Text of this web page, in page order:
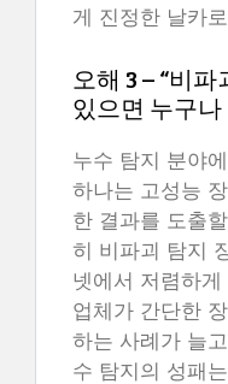
게 진정한 날카
오해 3 – “비
있으면 누구
누수 탐지 분야
하나는 고성능
한 결과를 도출
히 비파괴 탐지
넷에서 저렴하
업체가 간단한
하는 사례가 늘
수 탐지의 성패